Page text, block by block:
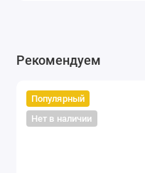
Рекомендуем
Популярный
Нет в наличии